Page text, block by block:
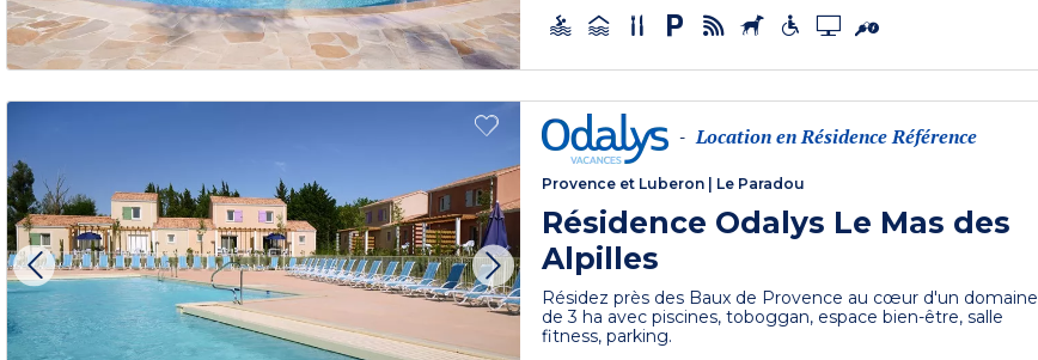
- Location en Résidence Référence
Provence et Luberon Le Paradou
Résidence Odalys Le Mas des
Alpilles
Résidez près des Baux de Provence au cœur d'un domaine
de 3 ha avec piscines, toboggan, espace bien-être, salle
fitness, parking.